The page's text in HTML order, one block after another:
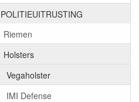
POLITIEUITRUSTING
Riemen
Holsters
Vegaholster
IMI Defense